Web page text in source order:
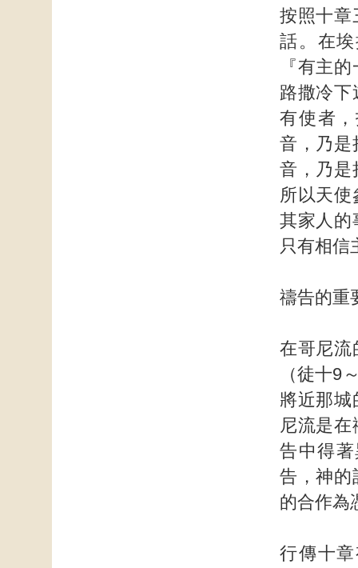
按照十章
話。在
『有主
路撒冷下
有使者
音，乃是
音，乃是
所以天
其家人的
只有相信
禱告的重
在哥尼流
（徒十9
將近那城
尼流是
告中得
告，神的
的合作為
行傳十